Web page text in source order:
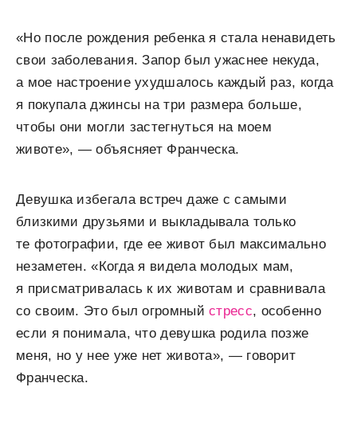
«Но после рождения ребенка я стала ненавидеть
свои заболевания. Запор был ужаснее некуда,
а мое настроение ухудшалось каждый раз, когда
я покупала джинсы на три размера больше,
чтобы они могли застегнуться на моем
животе», — объясняет Франческа.
Девушка избегала встреч даже с самыми
близкими друзьями и выкладывала только
те фотографии, где ее живот был максимально
незаметен. «Когда я видела молодых мам,
я присматривалась к их животам и сравнивала
со своим. Это был огромныйстресс, особенно
если я понимала, что девушка родила позже
меня, но у нее уже нет живота», — говорит
Франческа.